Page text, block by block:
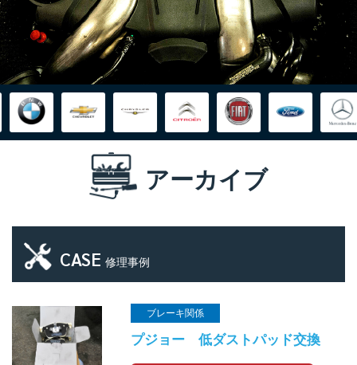
アーカイブ
CASE 修理事例
ブレーキ関係
プジョー 低ダストパッド交換